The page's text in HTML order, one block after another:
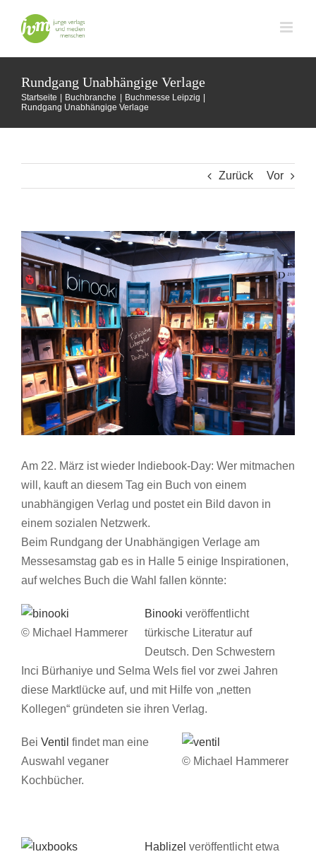
Inhalt
springen
Rundgang Unabhängige Verlage
Startseite Buchbranche
Buchmesse Leipzig
Rundgang Unabhängige Verlage
Zurück Vor
Zeige
grösseres
Bild
Am 22. März ist wieder Indiebook-Day: Wer mitmachen
will, kauft an diesem Tag ein Buch von einem
unabhängigen Verlag und postet ein Bild davon in
einem sozialen Netzwerk.
Beim Rundgang der Unabhängigen Verlage am
Messesamstag gab es in Halle 5 einige Inspirationen,
auf welches Buch die Wahl fallen könnte:
© Michael Hammerer
Binooki veröffentlicht
türkische Literatur auf
Deutsch. Den Schwestern
Inci Bürhaniye und Selma Wels fiel vor zwei Jahren
diese Marktlücke auf, und mit Hilfe von „netten
Kollegen“ gründeten sie ihren Verlag.
© Michael Hammerer
Bei Ventil findet man eine
Auswahl veganer
Kochbücher.
Hablizel veröffentlicht etwa